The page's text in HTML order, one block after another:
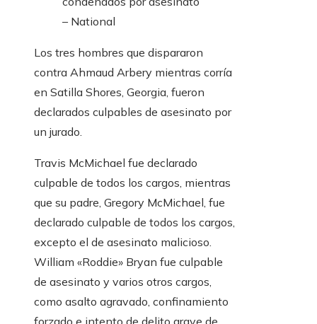
Los tres hombres que dispararon
contra Ahmaud Arbery mientras corría
en Satilla Shores, Georgia, fueron
declarados culpables de asesinato por
un jurado.
Travis McMichael fue declarado
culpable de todos los cargos, mientras
que su padre, Gregory McMichael, fue
declarado culpable de todos los cargos,
excepto el de asesinato malicioso.
William «Roddie» Bryan fue culpable
de asesinato y varios otros cargos,
como asalto agravado, confinamiento